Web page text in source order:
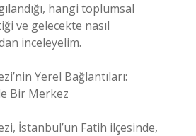
hangi toplumsal
ve gelecekte nasıl
inceleyelim.
Yerel Bağlantıları:
Bir Merkez
İstanbul’un Fatih ilçesinde,